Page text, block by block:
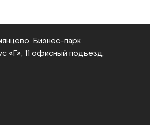
Бизнес‑парк
«Г», 11 офисный подъезд,